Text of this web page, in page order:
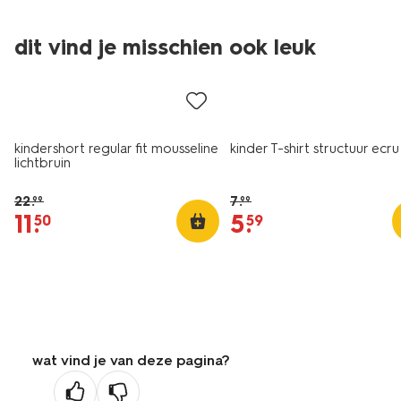
dit vind je misschien ook leuk
sale
kindershort regular fit mousseline
lichtbruin
22.99
11.
50
sale
kinder T-shirt structuur ecru
7.99
5.
59
wat vind je van deze pagina?